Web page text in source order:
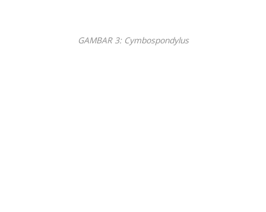
GAMBAR 3: Cymbospondylus